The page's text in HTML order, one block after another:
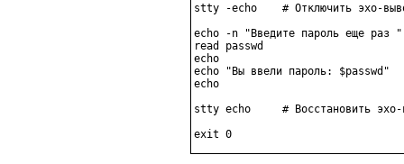
stty -echo    # Отключить эхо-
echo -n "Введите пароль еще раз "
read passwd
echo
echo "Вы ввели пароль: $passwd"
echo
stty echo     # Восстановить эхо-